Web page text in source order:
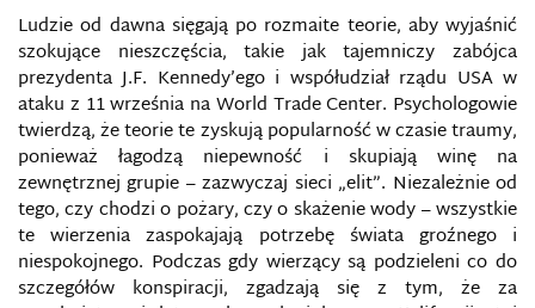
Ludzie od dawna sięgają po rozmaite teorie, aby wyjaśnić
szokujące nieszczęścia, takie jak tajemniczy zabójca
prezydenta J.F. Kennedy’ego i współudział rządu USA w
ataku z 11 września na World Trade Center. Psychologowie
twierdzą, że teorie te zyskują popularność w czasie traumy,
ponieważ łagodzą niepewność i skupiają winę na
zewnętrznej grupie – zazwyczaj sieci „elit”. Niezależnie od
tego, czy chodzi o pożary, czy o skażenie wody – wszystkie
te wierzenia zaspokajają potrzebę świata groźnego i
niespokojnego. Podczas gdy wierzący są podzieleni co do
szczegółów konspiracji, zgadzają się z tym, że za